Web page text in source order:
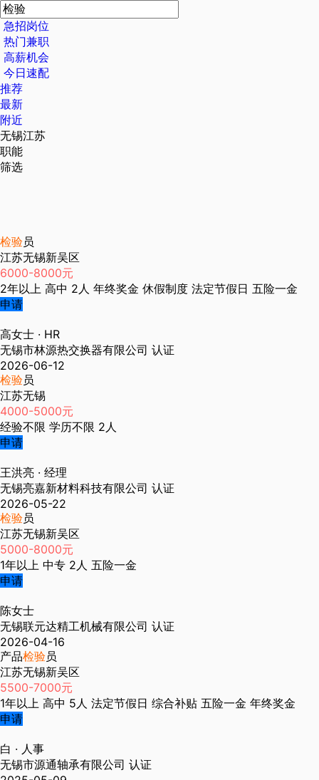
急招岗位
热门兼职
高薪机会
今日速配
推荐
最新
附近
无锡江苏
职能
筛选
检验员
江苏无锡新吴区
6000-8000元
2年以上 高中 2人 年终奖金 休假制度 法定节假日 五险一金
申请
高女士 · HR
无锡市林源热交换器有限公司 认证
2026-06-12
检验员
江苏无锡
4000-5000元
经验不限 学历不限 2人
申请
王洪亮 · 经理
无锡亮嘉新材料科技有限公司 认证
2026-05-22
检验员
江苏无锡新吴区
5000-8000元
1年以上 中专 2人 五险一金
申请
陈女士
无锡联元达精工机械有限公司 认证
2026-04-16
产品检验员
江苏无锡新吴区
5500-7000元
1年以上 高中 5人 法定节假日 综合补贴 五险一金 年终奖金
申请
白 · 人事
无锡市源通轴承有限公司 认证